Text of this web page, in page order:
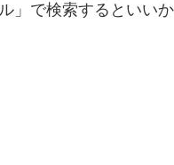
」で検索するといいか